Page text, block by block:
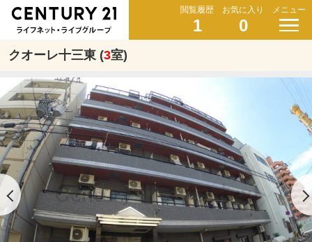
閲覧履歴
1
お気に入り
0
メニュー
クオーレ十三東 (3室)